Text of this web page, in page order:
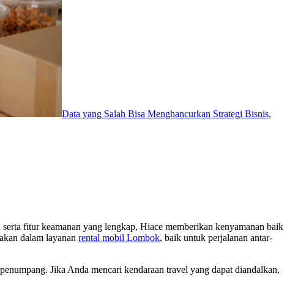
Data yang Salah Bisa Menghancurkan Strategi Bisnis,
fitur keamanan yang lengkap, Hiace memberikan kenyamanan baik
dalam layanan rental mobil Lombok, baik untuk perjalanan antar-
Jika Anda mencari kendaraan travel yang dapat diandalkan,